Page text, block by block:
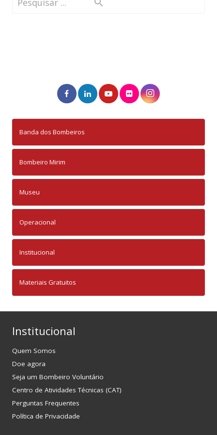
Banda dos Bombeiros
Bombeiro Mirim
Museu
Operacional
Institucional
Materiais Gratuitos
Institucional
Quem Somos
Doe agora
Seja um Bombeiro Voluntário
Centro de Atividades Técnicas (CAT)
Perguntas Frequentes
Política de Privacidade